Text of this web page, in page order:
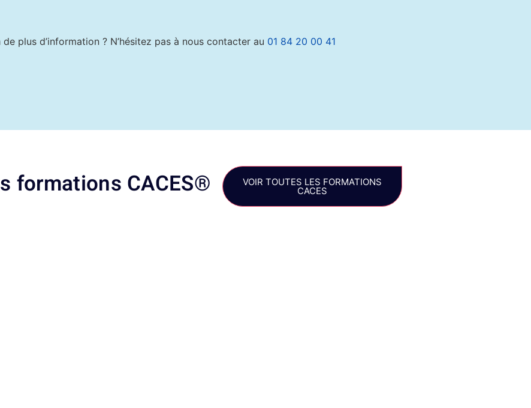
plus d’information ? N’hésitez pas à nous contacter au 01 84 20 00 41
formations CACES® VOIR TOUTES LES FORMATIONS
CACES